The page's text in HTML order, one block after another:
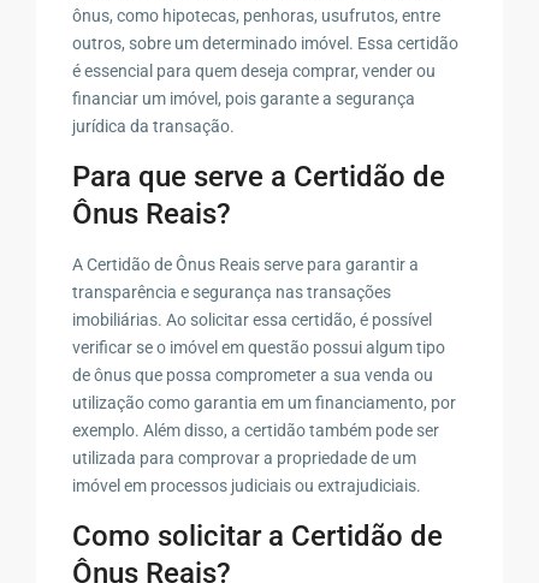
ônus, como hipotecas, penhoras, usufrutos, entre
outros, sobre um determinado imóvel. Essa certidão
é essencial para quem deseja comprar, vender ou
financiar um imóvel, pois garante a segurança
jurídica da transação.
Para que serve a Certidão de
Ônus Reais?
A Certidão de Ônus Reais serve para garantir a
transparência e segurança nas transações
imobiliárias. Ao solicitar essa certidão, é possível
verificar se o imóvel em questão possui algum tipo
de ônus que possa comprometer a sua venda ou
utilização como garantia em um financiamento, por
exemplo. Além disso, a certidão também pode ser
utilizada para comprovar a propriedade de um
imóvel em processos judiciais ou extrajudiciais.
Como solicitar a Certidão de
Ônus Reais?